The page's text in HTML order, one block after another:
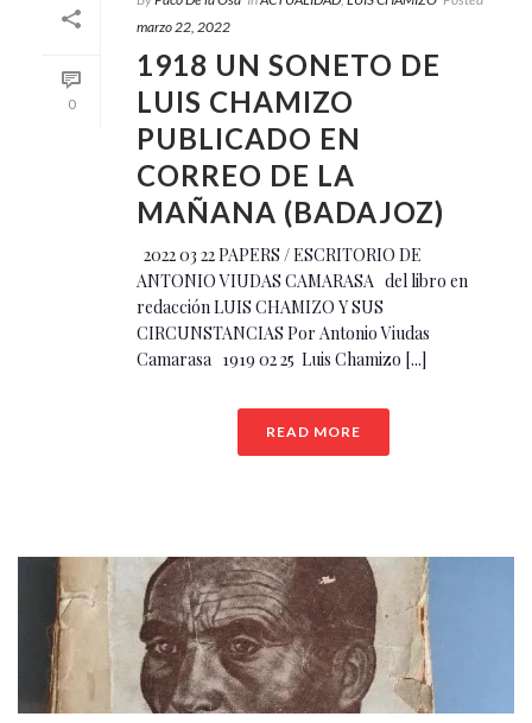
0
marzo 22, 2022
1918 UN SONETO DE
LUIS CHAMIZO
PUBLICADO EN
CORREO DE LA
MAÑANA (BADAJOZ)
2022 03 22 PAPERS / ESCRITORIO DE
ANTONIO VIUDAS CAMARASA del libro en
redacción LUIS CHAMIZO Y SUS
CIRCUNSTANCIAS Por Antonio Viudas
Camarasa 1919 02 25 Luis Chamizo [...]
READ MORE